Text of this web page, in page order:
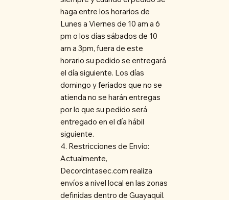
haga entre los horarios de
Lunes a Viernes de 10 am a 6
pm o los días sábados de 10
am a 3pm, fuera de este
horario su pedido se entregará
el día siguiente. Los días
domingo y feriados que no se
atienda no se harán entregas
por lo que su pedido será
entregado en el día hábil
siguiente.
4. Restricciones de Envío:
Actualmente,
Decorcintasec.com realiza
envíos a nivel local en las zonas
definidas dentro de Guayaquil.